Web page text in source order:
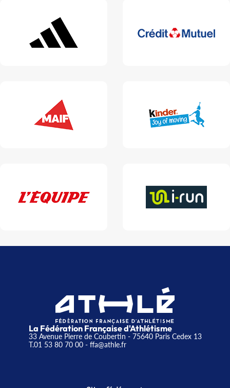
La Fédération Française d'Athlétisme
33 Avenue Pierre de Coubertin - 75640 Paris Cedex 13
T.01 53 80 70 00- ffa@athle.fr